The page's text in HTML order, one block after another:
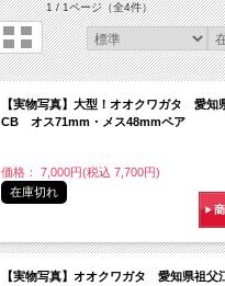
1 / 1ページ（全4件）
【実物写真】大型！オオクワガタ 愛
CB オス71mm・メス48mmペア
価格： 7,000円(税込 7,700円)
在庫切れ
【実物写真】オオクワガタ 愛知県祖